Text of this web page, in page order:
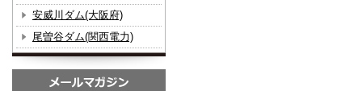
安威川ダム(大阪府)
尾曽谷ダム(関西電力)